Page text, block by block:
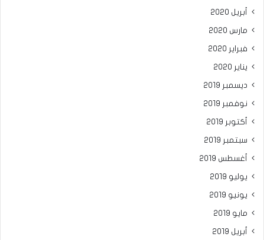
أبريل 2020
مارس 2020
فبراير 2020
يناير 2020
ديسمبر 2019
نوفمبر 2019
أكتوبر 2019
سبتمبر 2019
أغسطس 2019
يوليو 2019
يونيو 2019
مايو 2019
أبريل 2019